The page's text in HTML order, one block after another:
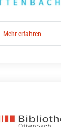
Mehr erfahren